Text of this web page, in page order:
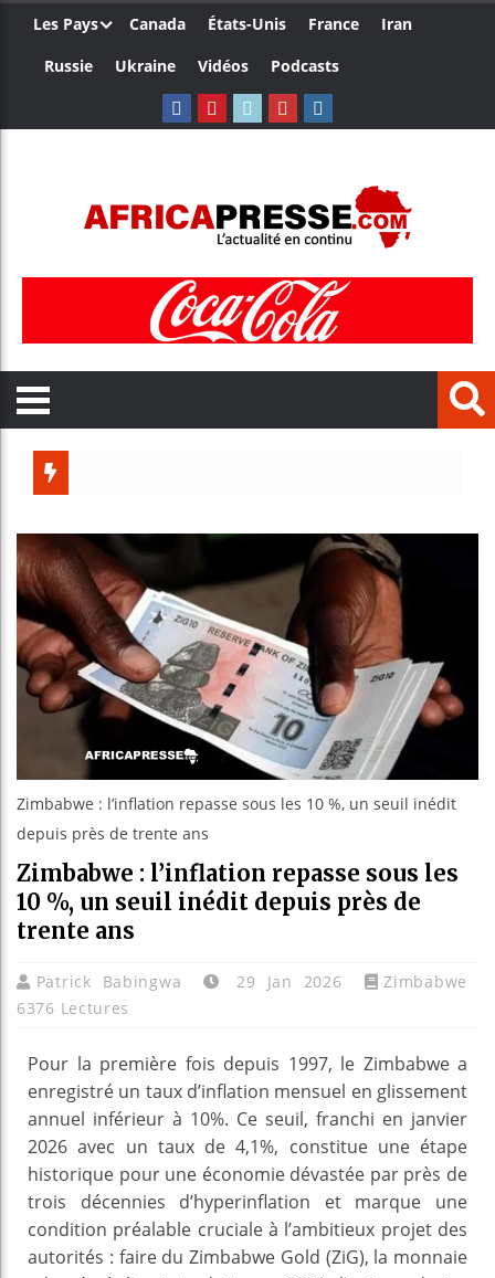
Les Pays Canada États-Unis France
Iran
Russie
Ukraine Vidéos Podcasts
Aliko
Zimbabwe : l’inflation repasse sous les 10 %, un seuil inédit
depuis près de trente ans
Zimbabwe : l’inflation repasse sous les
10 %, un seuil inédit depuis près de
trente ans
Patrick Babingwa 29 Jan 2026
Zimbabwe
6376 Lectures
Pour la première fois depuis 1997, le Zimbabwe a
enregistré un taux d’inflation mensuel en glissement
annuel inférieur à 10%. Ce seuil, franchi en janvier
2026 avec un taux de 4,1%, constitue une étape
historique pour une économie dévastée par près de
trois décennies d’hyperinflation et marque une
condition préalable cruciale à l’ambitieux projet des
autorités : faire du Zimbabwe Gold (ZiG), la monnaie